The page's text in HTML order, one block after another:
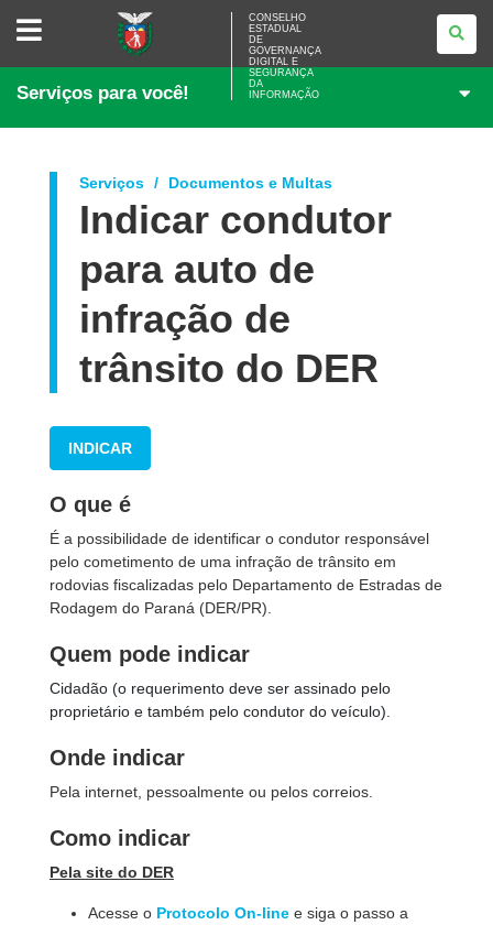
CONSELHO
ESTADUAL
GOVERNANÇA
E
DA
CONSELHO
ESTADUAL
DE
GOVERNANÇA
DIGITAL E
SEGURANÇA
DA
INFORMAÇÃO
Serviços para você!
Serviços Documentos e Multas
Indicar condutor
para auto de
infração de
trânsito do DER
INDICAR
O que é
É a possibilidade de identificar o condutor responsável
pelo cometimento de uma infração de trânsito em
rodovias fiscalizadas pelo Departamento de Estradas de
Rodagem do Paraná (DER/PR).
Quem pode indicar
Cidadão (o requerimento deve ser assinado pelo
proprietário e também pelo condutor do veículo).
Onde indicar
Pela internet, pessoalmente ou pelos correios.
Como indicar
Pela site do DER
Acesse o Protocolo On-line e siga o passo a